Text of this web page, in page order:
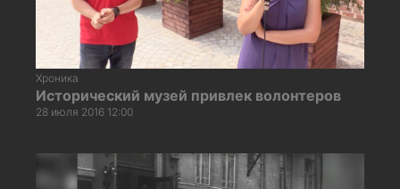
Хроника
Исторический музей привлек волонтеров
28 июля 2016 12:00